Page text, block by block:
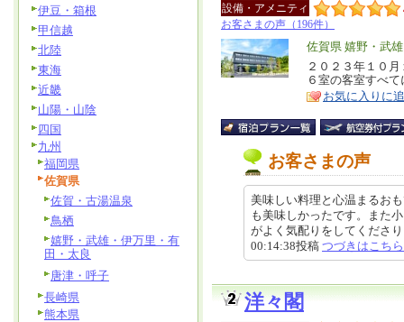
設備・アメニティ
お客さまの声（196件）
エ
リ
ア
佐賀県 嬉野・武
特
徴
２０２３年１０
６室の客室すべ
お気に入りに
お客さまの声
美味しい料理と心温まるお
も美味しかったです。また
がよく気配りをしてくださ
00:14:38投稿 つづきはこちら
洋々閣
伊豆・箱根
甲信越
北陸
東海
近畿
山陽・山陰
四国
九州
福岡県
佐賀県
佐賀・古湯温泉
鳥栖
嬉野・武雄・伊万里・有
田・太良
唐津・呼子
長崎県
熊本県